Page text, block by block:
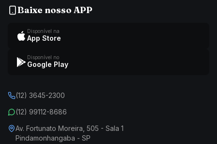
Baixe nosso APP
Disponível na
App Store
Disponível no
Google Play
(12) 3645-2300
(12) 99112-8686
Av. Fortunato Moreira, 505 - Sala 1
Pindamonhangaba - SP